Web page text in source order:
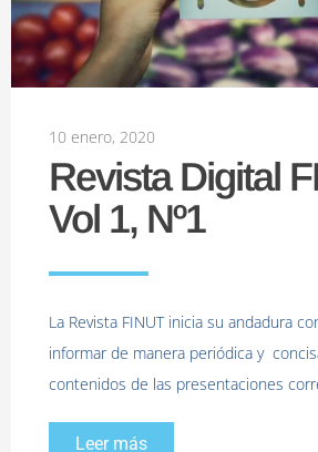
10 enero, 2020
Revista Digital
Vol 1, Nº1
La Revista FINUT inicia su andadura
informar de manera periódica y
contenidos de las presentaciones
Leer más